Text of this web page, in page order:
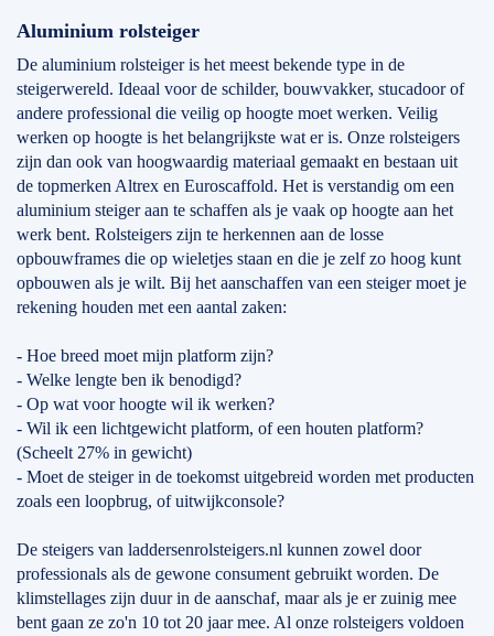
Aluminium rolsteiger
De aluminium rolsteiger is het meest bekende type in de
steigerwereld. Ideaal voor de schilder, bouwvakker, stucadoor of
andere professional die veilig op hoogte moet werken. Veilig
werken op hoogte is het belangrijkste wat er is. Onze rolsteigers
zijn dan ook van hoogwaardig materiaal gemaakt en bestaan uit
de topmerken Altrex en Euroscaffold. Het is verstandig om een
aluminium steiger aan te schaffen als je vaak op hoogte aan het
werk bent. Rolsteigers zijn te herkennen aan de losse
opbouwframes die op wieletjes staan en die je zelf zo hoog kunt
opbouwen als je wilt. Bij het aanschaffen van een steiger moet je
rekening houden met een aantal zaken:
- Hoe breed moet mijn platform zijn?
- Welke lengte ben ik benodigd?
- Op wat voor hoogte wil ik werken?
- Wil ik een lichtgewicht platform, of een houten platform?
(Scheelt 27% in gewicht)
- Moet de steiger in de toekomst uitgebreid worden met producten
zoals een loopbrug, of uitwijkconsole?
De steigers van laddersenrolsteigers.nl kunnen zowel door
professionals als de gewone consument gebruikt worden. De
klimstellages zijn duur in de aanschaf, maar als je er zuinig mee
bent gaan ze zo'n 10 tot 20 jaar mee. Al onze rolsteigers voldoen